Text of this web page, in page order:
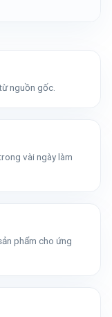
nguồn gốc.
vài ngày làm
phẩm cho ứng